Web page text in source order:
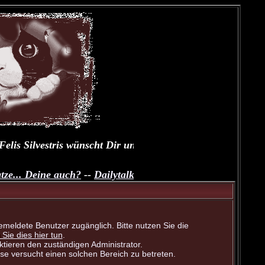
Silvestris wünscht Dir und Deinen Fellnasen einen
Deine auch?--Dailytalk unserer Samtpfoten
Benutzer zugänglich. Bitte nutzen Sie die
dies hier tun
den zuständigen Administrator.
versucht einen solchen Bereich zu betreten.